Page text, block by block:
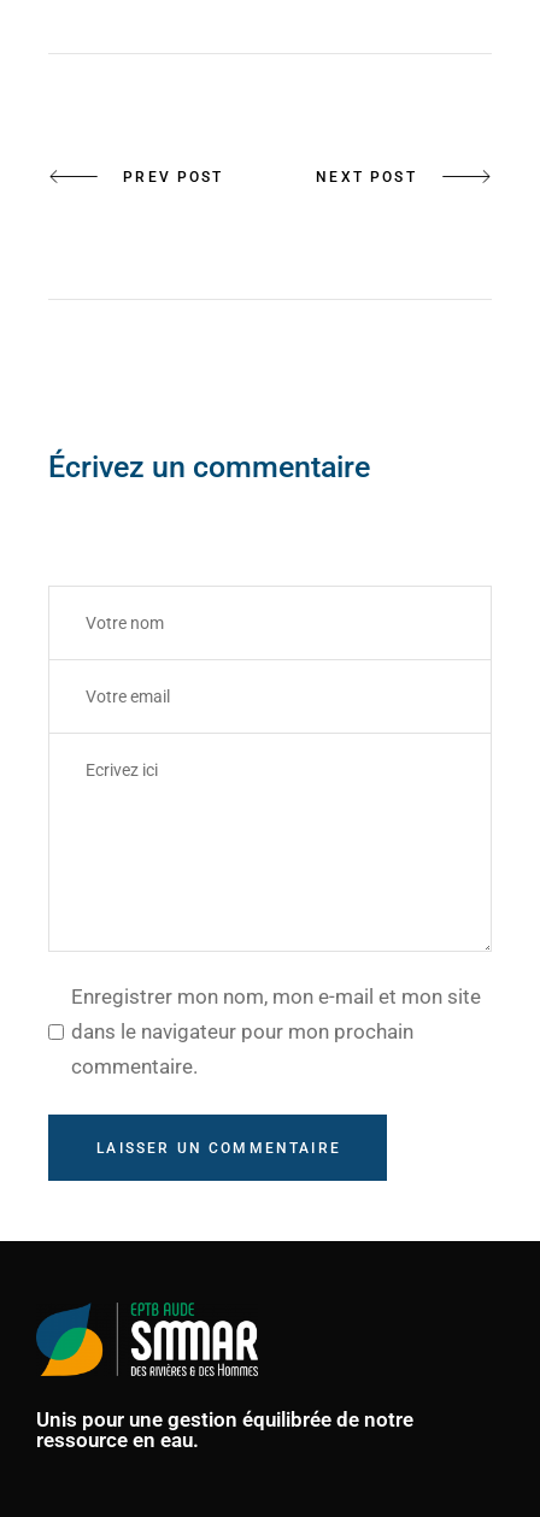
PREV POST NEXT POST
Écrivez un commentaire
Enregistrer mon nom, mon e-mail et mon site
dans le navigateur pour mon prochain
commentaire.
LAISSER UN COMMENTAIRE
Unis pour une gestion équilibrée de notre
ressource en eau.